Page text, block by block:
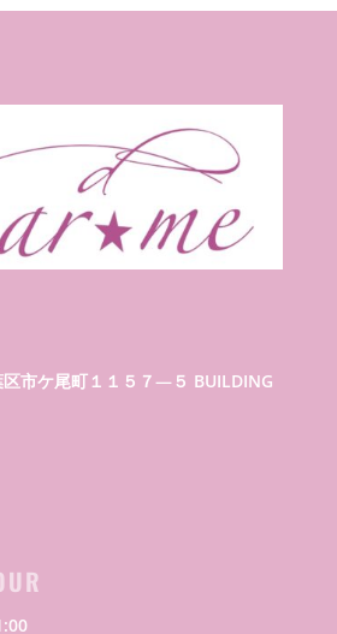
市ケ尾町１１５７―５ BUILDING